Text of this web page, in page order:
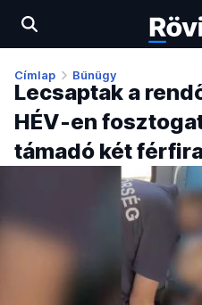
Címlap Bűnügy
Lecsaptak a
HÉV-en
támadó két